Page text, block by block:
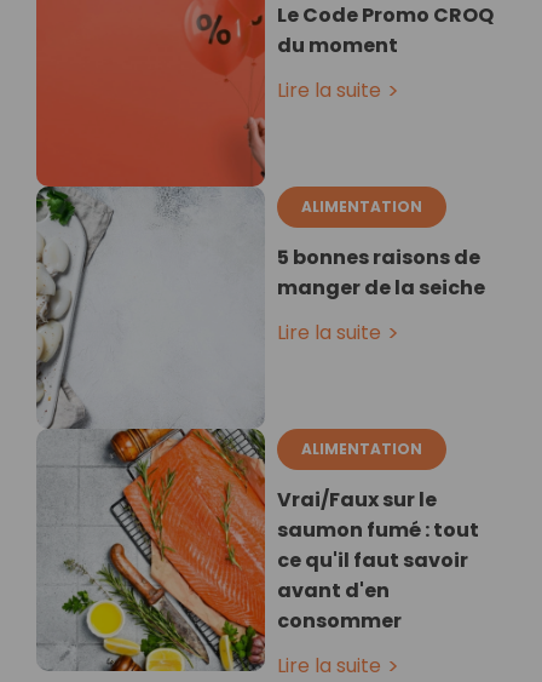
Le Code Promo CROQ
du moment
Lire la suite
ALIMENTATION
5 bonnes raisons de
manger de la seiche
Lire la suite
ALIMENTATION
Vrai/Faux sur le
saumon fumé : tout
ce qu'il faut savoir
avant d'en
consommer
Lire la suite